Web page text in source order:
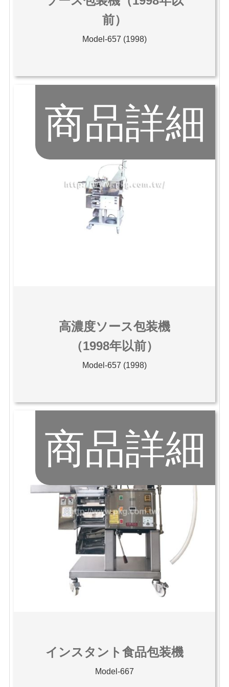
前）
Model-657 (1998)
商品詳細
高濃度ソース包装機
（1998年以前）
Model-657 (1998)
商品詳細
インスタント食品包装機
Model-667